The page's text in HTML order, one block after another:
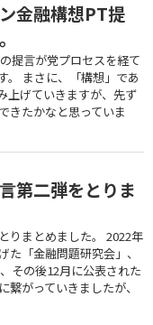
金融構想PT提
提言が党プロセスを経て
。 まさに、「構想」であ
上げていきますが、先ず
きたかなと思っていま
第二弾をとりま
りまとめました。 2022年
た「金融問題研究会」、
その後12月に公表された
がっていきましたが、